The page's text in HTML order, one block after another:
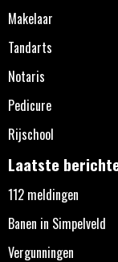
Makelaar
Tandarts
Notaris
Pedicure
Rijschool
Laatste
112 meldingen
Banen in Simpelveld
Vergunningen